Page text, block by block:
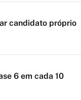
candidato próprio
6 em cada 10